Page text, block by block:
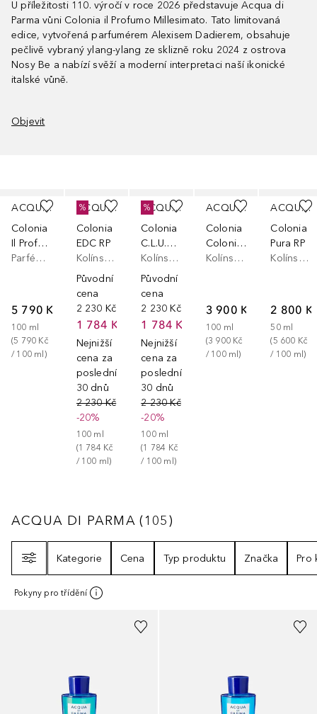
U příležitosti 110. výročí v roce 2026 představuje Acqua di
Parma vůni Colonia il Profumo Millesimato. Tato limitovaná
edice, vytvořená parfumérem Alexisem Dadierem, obsahuje
pečlivě vybraný ylang-ylang ze sklizně roku 2024 z ostrova
Nosy Be a nabízí svěží a moderní interpretaci naší ikonické
italské vůně.
Objevit
ACQUA DI PARMA
Colonia
Il Profumo
Parfémová voda
5 790 Kč
100 ml
(5 790 Kč
/ 100 ml )
ACQUA DI PARMA
Colonia
EDC RP
Kolínská voda
Původní
cena
2 230 Kč
1 784 Kč
Nejnižší
cena za
posledních
30 dnů
2 230 Kč
-20%
100 ml
(1 784 Kč
/ 100 ml)
%
ACQUA DI PARMA
Colonia
C.L.U.B. RP
Kolínská voda
Původní
cena
2 230 Kč
1 784 Kč
Nejnižší
cena za
posledních
30 dnů
2 230 Kč
-20%
100 ml
(1 784 Kč
/ 100 ml )
%
ACQUA DI PARMA
Colonia
Colonia Essenza
Kolínská voda
3 900 Kč
100 ml
(3 900 Kč
/ 100 ml)
ACQUA DI PARMA
Colonia
Pura RP
Kolínská voda
2 800
50 ml
(5 600 Kč
/ 100 ml )
ACQUA DI PARMA 105
ACQUA DI PARMA (105)
Kategorie
Cena Typ produktu Značka Pro
Pokyny pro třídění